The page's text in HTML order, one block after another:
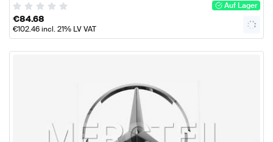
Auf Lager
€84.68
€102.46incl. 21% LV VAT